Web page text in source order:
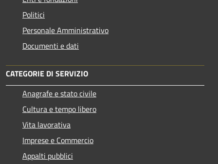
Politici
Personale Amministrativo
Documenti e dati
CATEGORIE DI SERVIZIO
Anagrafe e stato civile
Cultura e tempo libero
Vita lavorativa
Imprese e Commercio
Appalti pubblici